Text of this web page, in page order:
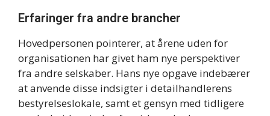
Erfaringer fra andre brancher
Hovedpersonen pointerer, at årene uden for
organisationen har givet ham nye perspektiver
fra andre selskaber. Hans nye opgave indebærer
at anvende disse indsigter i detailhandlerens
bestyrelseslokale, samt et gensyn med tidligere